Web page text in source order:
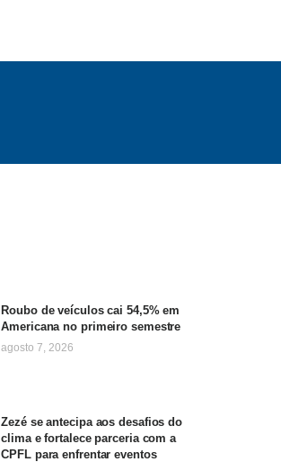
Roubo de veículos cai 54,5% em
Americana no primeiro semestre
agosto 7, 2026
Zezé se antecipa aos desafios do
clima e fortalece parceria com a
CPFL para enfrentar eventos